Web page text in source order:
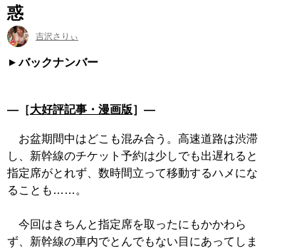
惑
吉沢さりぃ
バックナンバー
―［大好評記事・漫画版］―
お盆期間中はどこも混み合う。高速道路は渋滞
し、新幹線のチケット予約は少しでも出遅れると
指定席がとれず、数時間立って移動するハメにな
ることも……。
今回はきちんと指定席を取ったにもかかわら
ず、新幹線の車内でとんでもない目にあってしま